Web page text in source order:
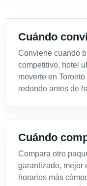
Cuándo
Conviene cuando
competitivo, hotel
moverte en
redondo antes de
Cuándo
Compara otro
garantizado, mejor
horarios más